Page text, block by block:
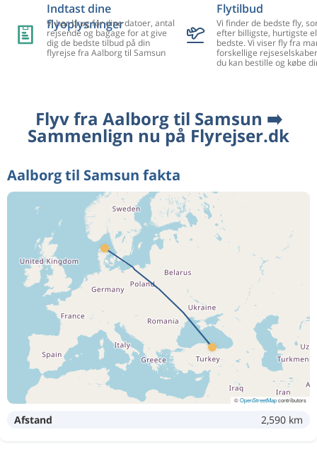
Indtast dine
flyoplysninger
Vi har brug for dine datoer, antal
rejsende og bagage for at give
dig de bedste tilbud på din
flyrejse fra Aalborg til Samsun
Flytilbud
Vi finder de bedste fly,
efter billigste, hurtigste
bedste. Vi viser fly fra
forskellige
du kan bestille og købe
Flyv fra Aalborg til Samsun ➡️
Sammenlign nu på Flyrejser.dk
Aalborg til Samsun fakta
©OpenStreetMapcontributors
Afstand 2,590 km